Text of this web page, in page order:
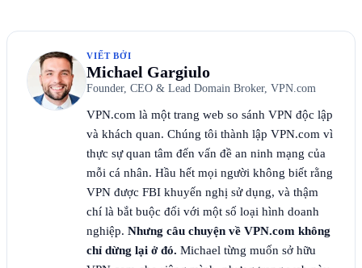
VIẾT BỞI
Michael Gargiulo
Founder, CEO & Lead Domain Broker, VPN.com
VPN.com là một trang web so sánh VPN độc lập
và khách quan. Chúng tôi thành lập VPN.com vì
thực sự quan tâm đến vấn đề an ninh mạng của
mỗi cá nhân. Hầu hết mọi người không biết rằng
VPN được FBI khuyến nghị sử dụng, và thậm
chí là bắt buộc đối với một số loại hình doanh
nghiệp. Nhưng câu chuyện về VPN.com không
chỉ dừng lại ở đó. Michael từng muốn sở hữu